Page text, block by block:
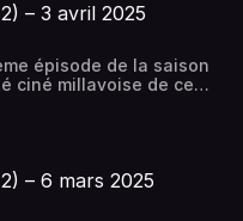
– 3 avril 2025
épisode de la saison
ciné millavoise de ce
– 6 mars 2025